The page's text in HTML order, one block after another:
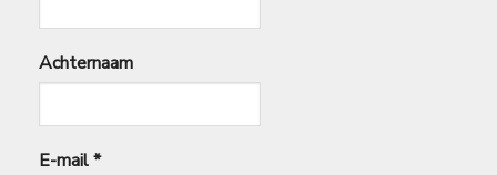
Achternaam
E-mail*